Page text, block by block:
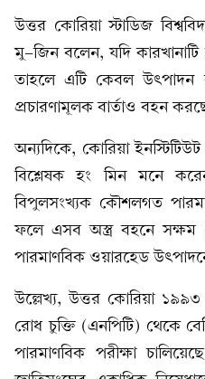
উত্তর কোরিয়া স্টাডিজ
মু-জিন বলেন, যদি
তাহলে এটি কেবল উৎপাদন
প্রচারণামূলক বার্তাও বহন
অন্যদিকে, কোরিয়া
বিশ্লেষক হং মিন মনে
বিপুলসংখ্যক কৌশলগত
ফলে এসব অস্ত্র বহনে সক্ষম
পারমাণবিক ওয়ারহেড
উল্লেখ্য, উত্তর কোরিয়া ১৯৯৩
রোধ চুক্তি (এনপিটি) থেকে
পারমাণবিক পরীক্ষা